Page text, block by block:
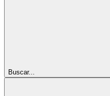
Buscar...